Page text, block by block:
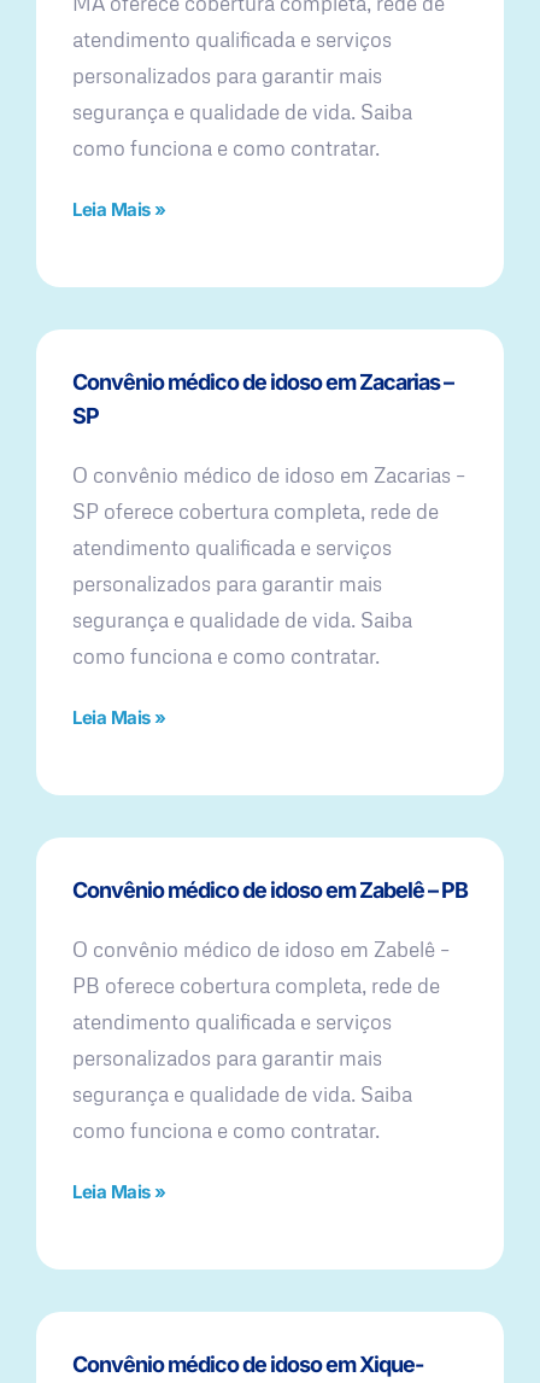
atendimento qualificada e serviços
personalizados para garantir mais
segurança e qualidade de vida. Saiba
como funciona e como contratar.
Leia Mais »
Convênio médico de idoso em Zacarias –
SP
O convênio médico de idoso em Zacarias –
SP oferece cobertura completa, rede de
atendimento qualificada e serviços
personalizados para garantir mais
segurança e qualidade de vida. Saiba
como funciona e como contratar.
Leia Mais »
Convênio médico de idoso em Zabelê – PB
O convênio médico de idoso em Zabelê –
PB oferece cobertura completa, rede de
atendimento qualificada e serviços
personalizados para garantir mais
segurança e qualidade de vida. Saiba
como funciona e como contratar.
Leia Mais »
Convênio médico de idoso em Xique-